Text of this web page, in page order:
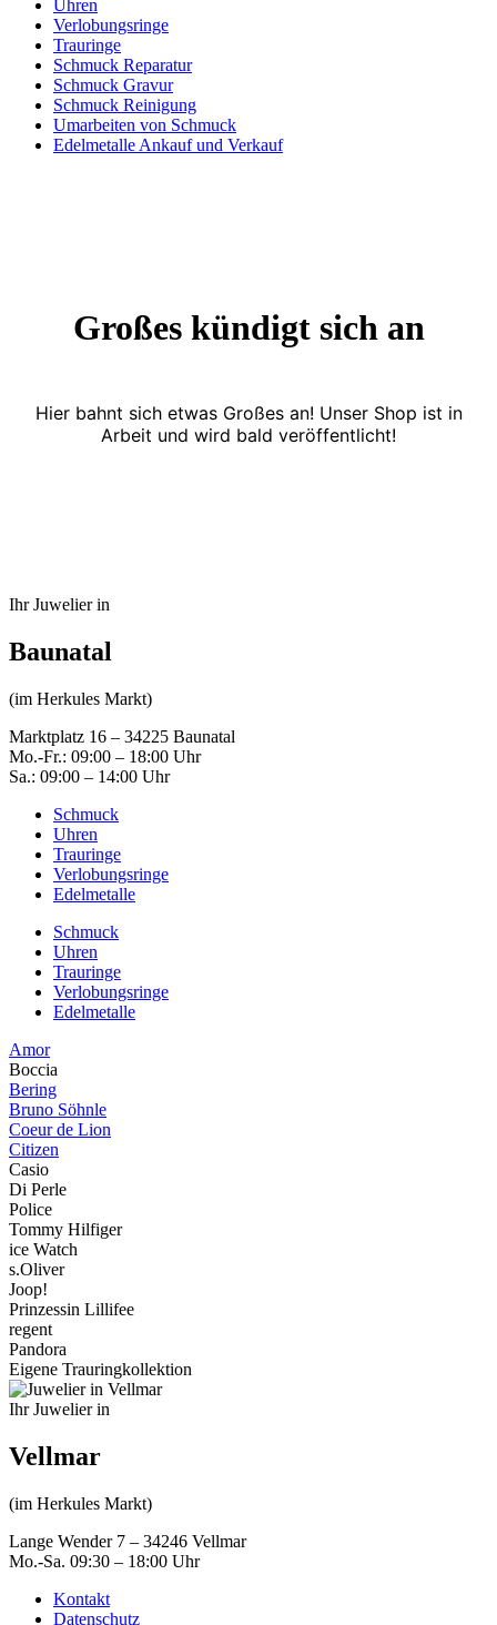
Uhren
Verlobungsringe
Trauringe
Schmuck Reparatur
Schmuck Gravur
Schmuck Reinigung
Umarbeiten von Schmuck
Edelmetalle Ankauf und Verkauf
Großes kündigt sich an
Hier bahnt sich etwas Großes an! Unser Shop ist in
Arbeit und wird bald veröffentlicht!
Ihr Juwelier in
Baunatal
(im Herkules Markt)
Marktplatz 16 – 34225 Baunatal
Mo.-Fr.: 09:00 – 18:00 Uhr
Sa.: 09:00 – 14:00 Uhr
Schmuck
Uhren
Trauringe
Verlobungsringe
Edelmetalle
Schmuck
Uhren
Trauringe
Verlobungsringe
Edelmetalle
Amor
Boccia
Bering
Bruno Söhnle
Coeur de Lion
Citizen
Casio
Di Perle
Police
Tommy Hilfiger
ice Watch
s.Oliver
Joop!
Prinzessin Lillifee
regent
Pandora
Eigene Trauringkollektion
Ihr Juwelier in
Vellmar
(im Herkules Markt)
Lange Wender 7 – 34246 Vellmar
Mo.-Sa. 09:30 – 18:00 Uhr
Kontakt
Datenschutz